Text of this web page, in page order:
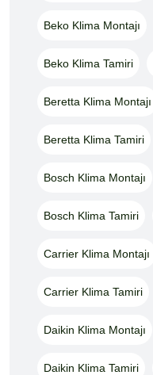
Beko Klima Montajı
Beko Klima Tamiri
Beretta Klima Montajı
Beretta Klima Tamiri
Bosch Klima Montajı
Bosch Klima Tamiri
Carrier Klima Montajı
Carrier Klima Tamiri
Daikin Klima Montajı
Daikin Klima Tamiri